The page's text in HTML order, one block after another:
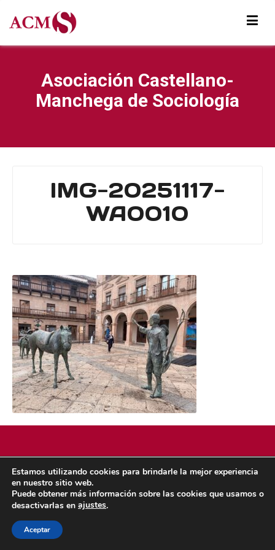
Asociación Castellano-
Manchega de Sociología
IMG-20251117-
WA0010
POLÍTICA DE COOKIES POLÍTICA DE PRIVACIDAD
© 2026 ACMS.
Estamos utilizando cookies para brindarle la mejor experiencia
en nuestro sitio web.
Puede obtener más información sobre las cookies que usamos o
desactivarlas en ajustes.
Aceptar